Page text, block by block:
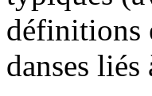
définitions
danses